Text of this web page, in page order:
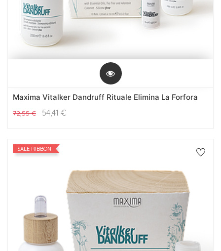
Maxima Vitalker Dandruff Rituale Elimina La Forfora
72,55€ 54,41 €
SALE RIBBON